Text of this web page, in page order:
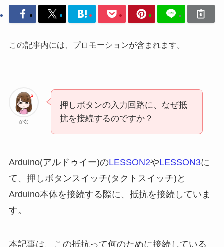
この記事内には、プロモーションが含まれます。
かな
押しボタンの入力回路に、なぜ抵
抗を接続するのですか？
Arduino(アルドゥイー)のLESSON2やLESSON3に
て、押しボタンスイッチ(タクトスイッチ)と
Arduino本体を接続する際に、抵抗を接続していま
す。
本記事は、この抵抗って何のために接続している